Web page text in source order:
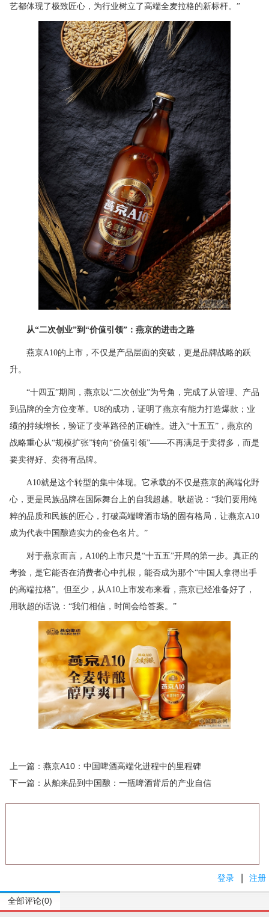
艺都体现了极致匠心，为行业树立了高端全麦拉格的新标杆。”
从“二次创业”到“价值引领”：燕京的进击之路
燕京A10的上市，不仅是产品层面的突破，更是品牌战略的跃
升。
“十四五”期间，燕京以“二次创业”为号角，完成了从管理、产品
到品牌的全方位变革。U8的成功，证明了燕京有能力打造爆款；业
绩的持续增长，验证了变革路径的正确性。进入“十五五”，燕京的
战略重心从“规模扩张”转向“价值引领”——不再满足于卖得多，而是
要卖得好、卖得有品牌。
A10就是这个转型的集中体现。它承载的不仅是燕京的高端化野
心，更是民族品牌在国际舞台上的自我超越。耿超说：“我们要用纯
粹的品质和民族的匠心，打破高端啤酒市场的固有格局，让燕京A10
成为代表中国酿造实力的金色名片。”
对于燕京而言，A10的上市只是“十五五”开局的第一步。真正的
考验，是它能否在消费者心中扎根，能否成为那个“中国人拿得出手
的高端拉格”。但至少，从A10上市发布来看，燕京已经准备好了，
用耿超的话说：“我们相信，时间会给答案。”
上一篇： 燕京A10：中国啤酒高端化进程中的里程碑
下一篇： 从舶来品到中国酿：一瓶啤酒背后的产业自信
注册
登录
全部评论(0)